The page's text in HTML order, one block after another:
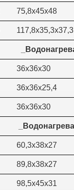
75,8х45х48
117,8х35,3х37,3
36х36х30
36х36х25,4
36х36х30
60,3х38х27
89,8х38х27
98,5х45х31